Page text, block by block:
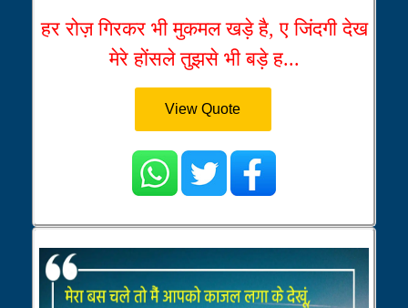
हर रोज़ गिरकर भी मुकमल खड़े है, ए जिंदगी देख
मेरे होंसले तुझसे भी बड़े ह...
View Quote